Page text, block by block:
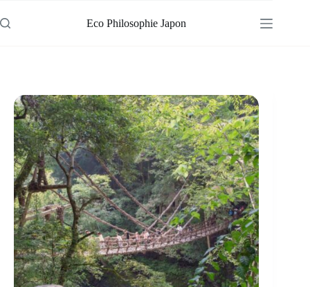
au
contenu
Eco Philosophie Japon